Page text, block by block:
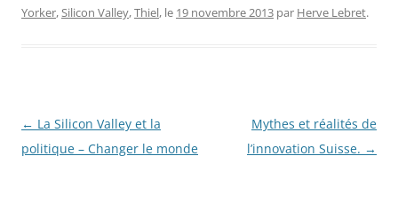
Yorker,Silicon Valley,Thiel, le 19 novembre 2013 par Herve Lebret.
Navigation
des
← La Silicon Valley et la
politique – Changer le monde
Mythes et réalités de
l’innovation Suisse. →